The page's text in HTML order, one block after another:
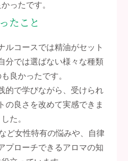
ったです。
たこと
ルコースでは精油がセット
分では選ばない様々な種類
良かったです。
的で学びながら、受けられ
の良さを改めて実感できま
した。
ど女性特有の悩みや、自律
プローチできるアロマの知